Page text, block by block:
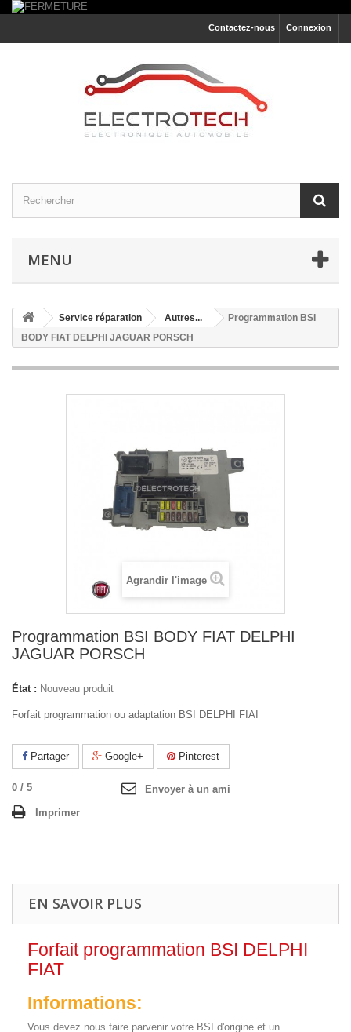
Connexion
Contactez-nous
MENU
Service réparation Autres...
Programmation BSI
BODY FIAT DELPHI JAGUAR PORSCH
Agrandir l'image
Programmation BSI BODY FIAT DELPHI
JAGUAR PORSCH
État : Nouveau produit
Forfait programmation ou adaptation BSI DELPHI FIAI
Partager Google+ Pinterest
0 / 5
Envoyer à un ami
Imprimer
EN SAVOIR PLUS
Forfait programmation BSI DELPHI
FIAT
Informations:
Vous devez nous faire parvenir votre BSI d'origine et un